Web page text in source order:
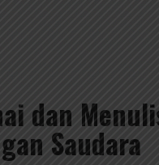
dan
Saudara